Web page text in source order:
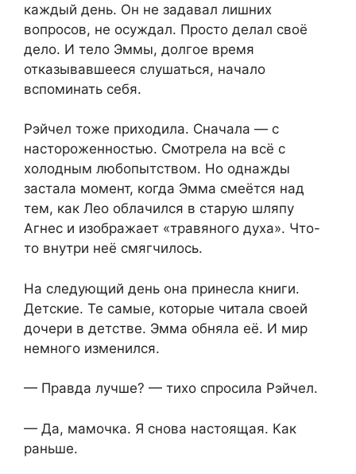
каждый день. Он не задавал лишних
вопросов, не осуждал. Просто делал своё
дело. И тело Эммы, долгое время
отказывавшееся слушаться, начало
вспоминать себя.
Рэйчел тоже приходила. Сначала — с
настороженностью. Смотрела на всё с
холодным любопытством. Но однажды
застала момент, когда Эмма смеётся над
тем, как Лео облачился в старую шляпу
Агнес и изображает «травяного духа». Что-
то внутри неё смягчилось.
На следующий день она принесла книги.
Детские. Те самые, которые читала своей
дочери в детстве. Эмма обняла её. И мир
немного изменился.
— Правда лучше? — тихо спросила Рэйчел.
— Да, мамочка. Я снова настоящая. Как
раньше.